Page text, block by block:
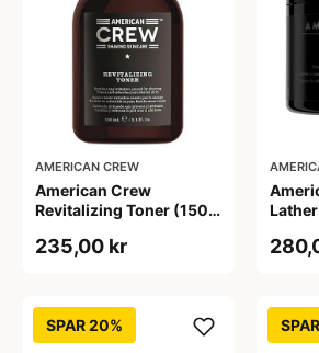
AMERICAN CREW
American Crew
Revitalizing Toner (150
235,00 kr
SPAR 20%